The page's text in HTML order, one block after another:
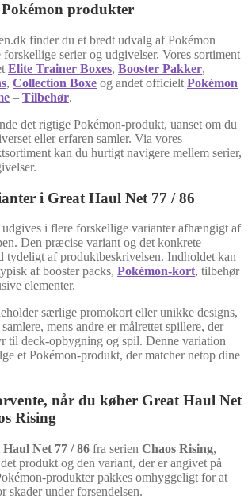
produkter
finder du et bredt udvalg af Pokémon
serier og udgivelser. Vores sortiment
Elite Trainer Boxes, Booster Pakker,
, Collection Boxe og andet officielt Pokémon
– Tilbehør.
det rigtige Pokémon-produkt, uanset om du
eller erfaren samler. Via vores
kan du hurtigt navigere mellem serier,
i Great Haul Net 77 / 86
i flere forskellige varianter afhængigt af
Den præcise variant og det konkrete
tydeligt af produktbeskrivelsen. Indholdet kan
af booster packs, Pokémon-kort, tilbehør
elementer.
særlige promokort eller unikke designs,
mens andre er målrettet spillere, der
til deck-opbygning og spil. Denne variation
et Pokémon-produkt, der matcher netop dine
når du køber Great Haul Net
Rising
Net 77 / 86 fra serien Chaos Rising,
produkt og den variant, der er angivet på
produkter pakkes omhyggeligt for at
skader under forsendelsen.